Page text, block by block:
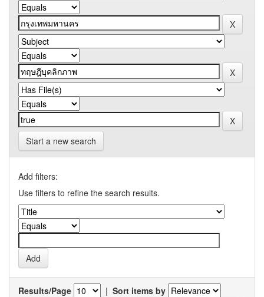
Start a new search
Add filters:
Use filters to refine the search results.
Results/Page | Sort items by